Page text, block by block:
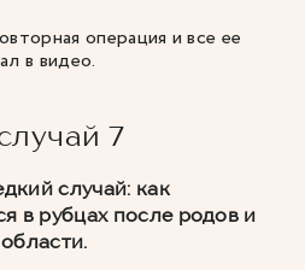
операция и все ее
в видео.
7
случай: как
в рубцах после родов и